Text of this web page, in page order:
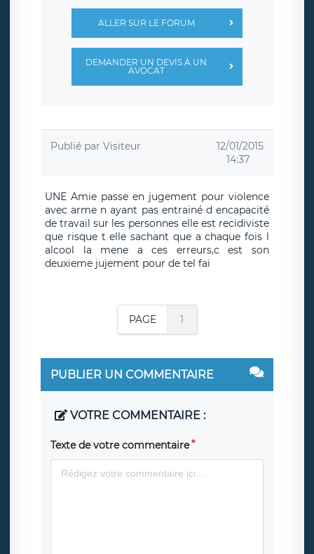
ALLER SUR LE FORUM
DEMANDER UN DEVIS À UN
AVOCAT
Publié par Visiteur
12/01/2015
14:37
UNE Amie passe en jugement pour violence
avec arme n ayant pas entrainé d encapacité
de travail sur les personnes elle est recidiviste
que risque t elle sachant que a chaque fois l
alcool la mene a ces erreurs,c est son
deuxieme jujement pour de tel fai
PAGE 1
PUBLIER UN COMMENTAIRE
VOTRE COMMENTAIRE :
Texte de votre commentaire